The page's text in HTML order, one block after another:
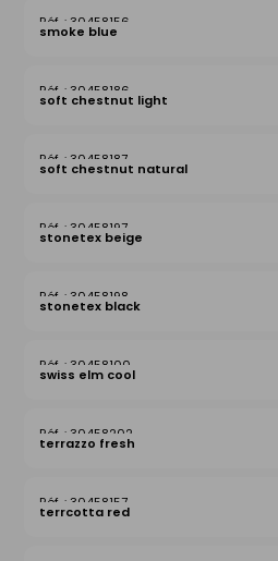
30458156
smoke blue
30458186
soft chestnut light
30458187
soft chestnut natural
30458197
stonetex beige
30458198
stonetex black
30458100
swiss elm cool
30458202
terrazzo fresh
30458157
terrcotta red